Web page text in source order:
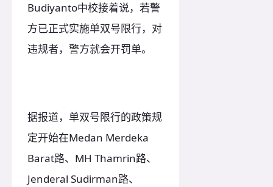
Budiyanto中校接着说，若警
方已正式实施单双号限行，对
违规者，警方就会开罚单。
据报道，单双号限行的政策规
定开始在Medan Merdeka
Barat路、MH Thamrin路、
Jenderal Sudirman路、